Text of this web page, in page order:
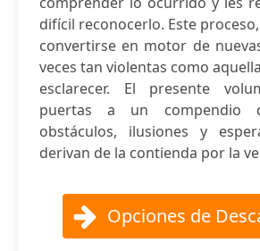
difícil reconocerlo. Este
convertirse en motor de
veces tan violentas como
esclarecer. El presente
puertas a un compendio
obstáculos, ilusiones y
derivan de la contienda por la
Opciones de